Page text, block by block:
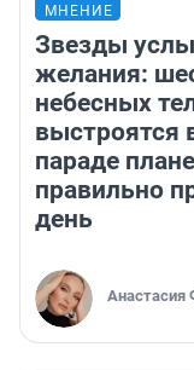
МНЕНИЕ
Звезды
желания:
небесных
выстроятся
параде
правильно
день
Анастасия